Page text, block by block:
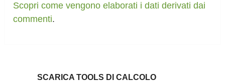
Scopri come vengono elaborati i dati derivati dai
commenti.
SCARICA TOOLS DI CALCOLO